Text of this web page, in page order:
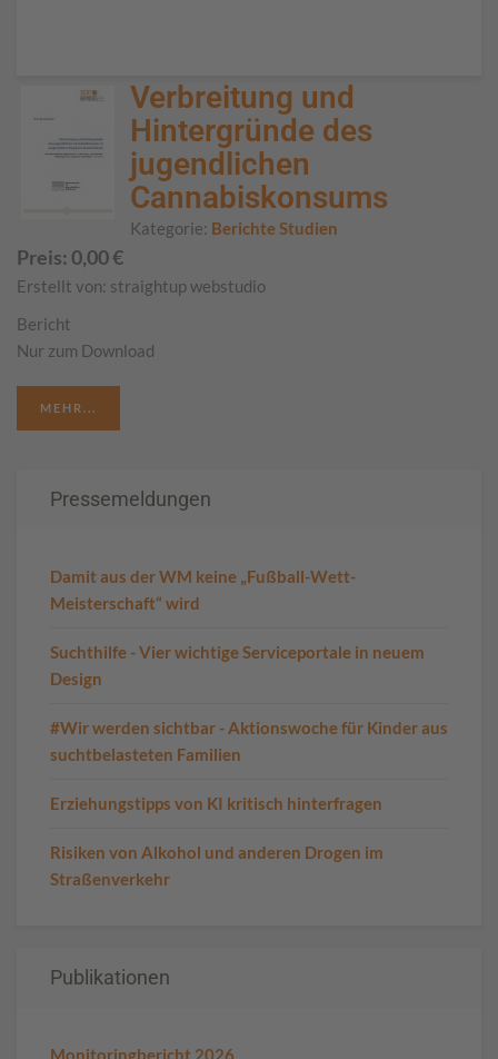
Verbreitung und
Hintergründe des
jugendlichen
Cannabiskonsums
Kategorie: Berichte Studien
Preis: 0,00€
Erstellt von: straightup webstudio
Bericht
Nur zum Download
MEHR...
Pressemeldungen
Damit aus der WM keine „Fußball-Wett-
Meisterschaft“ wird
Suchthilfe - Vier wichtige Serviceportale in neuem
Design
#Wir werden sichtbar - Aktionswoche für Kinder aus
suchtbelasteten Familien
Erziehungstipps von KI kritisch hinterfragen
Risiken von Alkohol und anderen Drogen im
Straßenverkehr
Publikationen
Monitoringbericht 2026